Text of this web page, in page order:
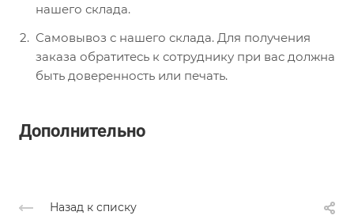
нашего склада.
Самовывоз с нашего склада. Для получения
заказа обратитесь к сотруднику при вас должна
быть доверенность или печать.
Дополнительно
Назад к списку